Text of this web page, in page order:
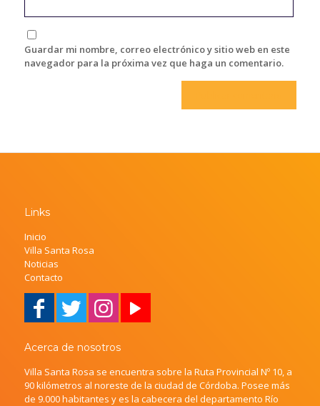
Guardar mi nombre, correo electrónico y sitio web en este
navegador para la próxima vez que haga un comentario.
Links
Inicio
Villa Santa Rosa
Noticias
Contacto
Acerca de nosotros
Villa Santa Rosa se encuentra sobre la Ruta Provincial Nº 10, a
90 kilómetros al noreste de la ciudad de Córdoba. Posee más
de 9.000 habitantes y es la cabecera del departamento Río